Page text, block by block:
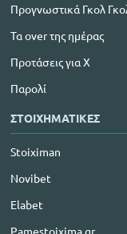
Προγνωστικά Γκολ
Τα over της ημέρας
Προτάσεις για Χ
Παρολί
ΣΤΟΙΧΗΜΑΤΙΚΕΣ
Stoiximan
Novibet
Elabet
Pamestoixima.gr